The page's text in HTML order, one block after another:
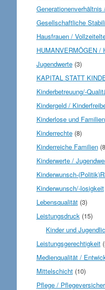
Gesellschaftliche
Hausfrauen /
HUMANVERMÖGEN /
Jugendwerte(3)
KAPITAL STATT
Kinderbetreuung/-
Kindergeld /
Kinderlose und Familien
Kinderrechte(8)
Kinderreiche Familien
Kinderwerte /
Kinderwunsch-
Kinderwunsch/-losigkeit
Lebensqualität(3)
Leistungsdruck(15)
Kinder und
Leistungsgerechtigkeit
Medienqualität /
Mittelschicht(10)
Pflege /